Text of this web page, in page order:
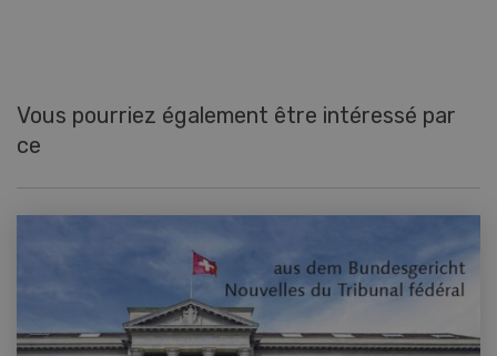
Vous pourriez également être intéressé par
ce